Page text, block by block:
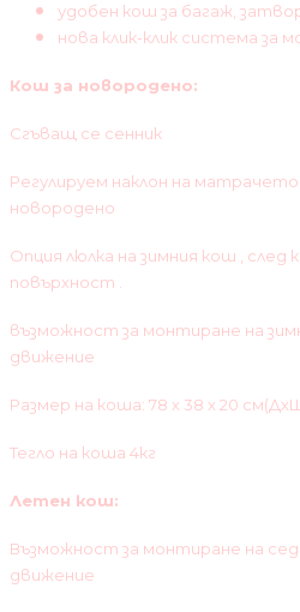
удобен кош за багаж,
нова клик-клик система
Кош за новородено:
Сгъващ се сенник
Регулируем наклон на
новородено
Опция люлка на зимния кош , след
повърхност .
възможност за монтиране на
движение
Размер на коша: 78 х 38 х 20
Тегло на коша 4кг
Летен кош:
Възможност за монтиране на
движение